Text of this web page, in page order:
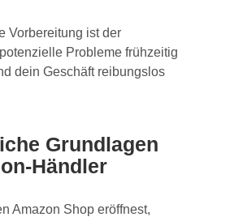
Vorbereitung ist der
Probleme frühzeitig
dein Geschäft reibungslos
Grundlagen
Händler
Amazon Shop eröffnest,